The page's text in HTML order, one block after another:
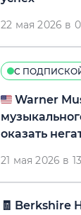
22 мая 2026 в
С ПОДПИСКОЙ
🇺🇸 Warner
оказать
21 мая 2026 в
🧾 Berkshire